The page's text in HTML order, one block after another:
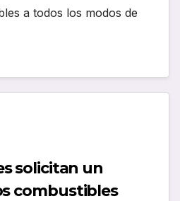
a todos los modos de
solicitan un
combustibles